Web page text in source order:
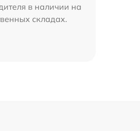
в наличии на
складах.